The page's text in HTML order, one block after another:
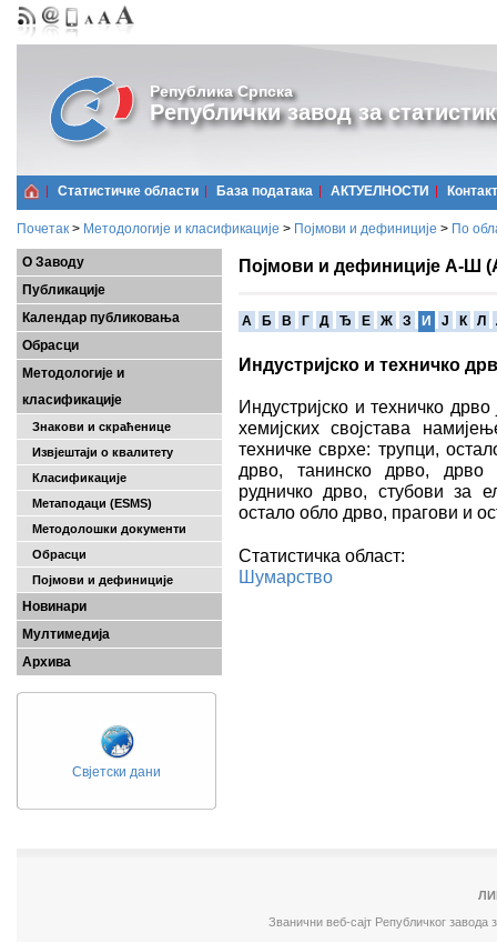
Република Српска
Републички завод за
Статистичке области Базa података АКТУЕЛНОСТИ Контакт
Почетак > Методологије и класификације > Појмови и дефиниције > По
О Заводу
Публикације
Календар публиковања
Обрасци
Методологије и
класификације
Знакови и скраћенице
Извјештаји о квалитету
Класификације
Метаподаци (ESMS)
Методолошки документи
Обрасци
Појмови и дефиниције
Новинари
Мултимедија
Архива
Свјетски дани
Појмови и дефиниције А-Ш
A Б В Г Д Ђ Е Ж З И Ј К Л
Индустријско и техничко
Индустријско и техничко
хемијских својстава
техничке сврхе: трупци,
дрво, танинско дрво, дрво
рудничко дрво, стубови за
остало обло дрво, прагови и
Статистичка област:
Шумарство
Званични веб-сајт Републичког